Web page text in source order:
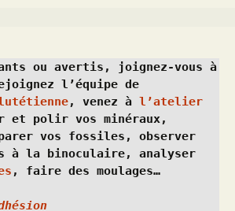
ou avertis, joignez-vous à
, venez à l’atelier
et polir vos minéraux,
vos fossiles, observer
à la binoculaire, analyser
, faire des moulages…